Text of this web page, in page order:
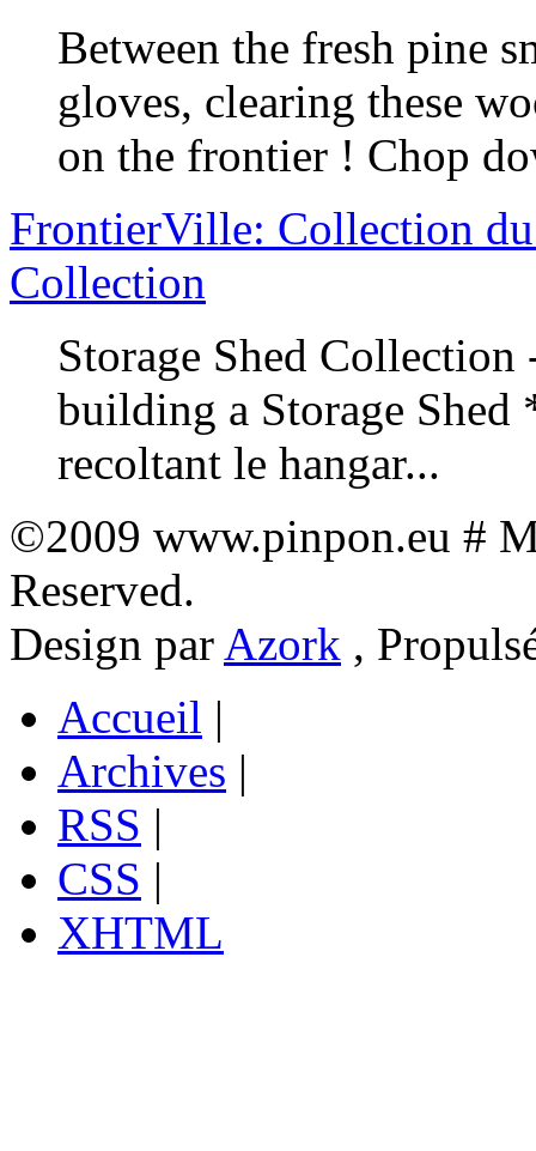
Between the fresh pine
gloves, clearing these
on the frontier ! Chop
FrontierVille: Collection du
Collection
Storage Shed
building a Storage Shed
recoltant le hangar...
©2009 www.pinpon.eu #
Reserved.
Design par Azork ,
Accueil |
Archives |
RSS |
CSS |
XHTML